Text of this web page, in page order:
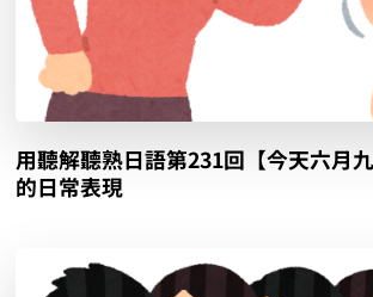
用聽解聽熟日語第231回【今天六月九
的日常表現